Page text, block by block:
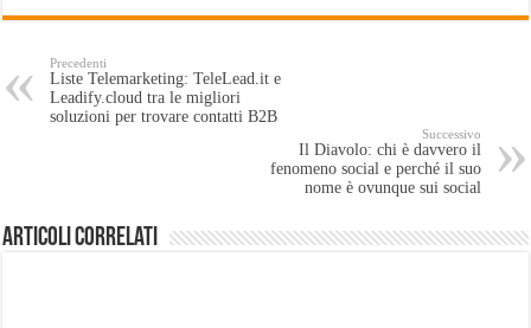
Precedenti
Liste Telemarketing: TeleLead.it e
Leadify.cloud tra le migliori
soluzioni per trovare contatti B2B
Successivo
Il Diavolo: chi è davvero il
fenomeno social e perché il suo
nome è ovunque sui social
Articoli Correlati